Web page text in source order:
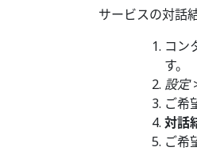
サービスの対話
コン
す。
設定
ご希
対話
ご希